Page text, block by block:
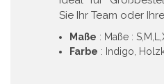
Sie Ihr Team oder
Maße : Maße :
Farbe : Indigo,